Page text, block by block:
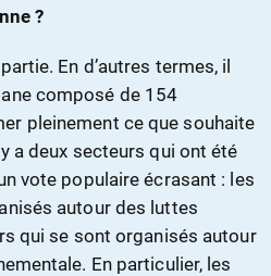
?
En d’autres termes, il
composé de 154
pleinement ce que souhaite
a deux secteurs qui ont été
vote populaire écrasant : les
autour des luttes
qui se sont organisés autour
En particulier, les